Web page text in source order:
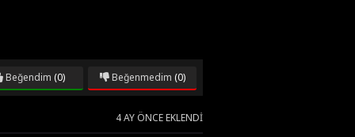
Beğendim (0) Beğenmedim (0)
4 AY ÖNCE EKLENDI